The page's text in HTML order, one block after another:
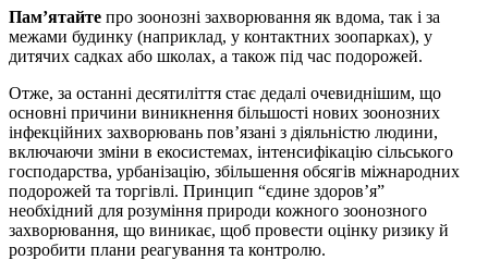
Пам’ятайте про зоонозні захворювання як вдома, так і за
межами будинку (наприклад, у контактних зоопарках), у
дитячих садках або школах, а також під час подорожей.
Отже, за останні десятиліття стає дедалі очевиднішим, що
основні причини виникнення більшості нових зоонозних
інфекційних захворювань пов’язані з діяльністю людини,
включаючи зміни в екосистемах, інтенсифікацію сільського
господарства, урбанізацію, збільшення обсягів міжнародних
подорожей та торгівлі. Принцип “єдине здоров’я”
необхідний для розуміння природи кожного зоонозного
захворювання, що виникає, щоб провести оцінку ризику й
розробити плани реагування та контролю.